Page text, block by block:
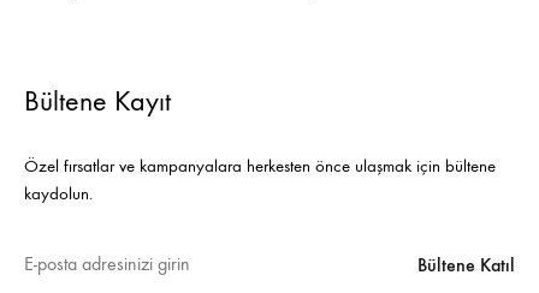
Bültene Kayıt
Özel fırsatlar ve kampanyalara herkesten önce ulaşmak için bültene
kaydolun.